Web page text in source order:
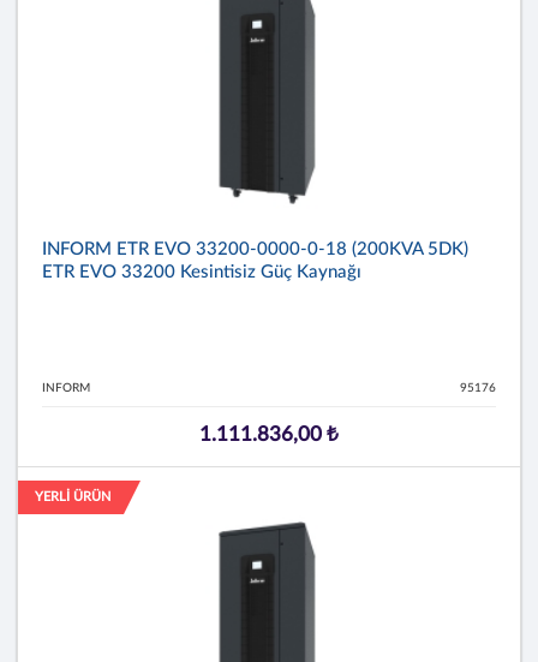
INFORM ETR EVO 33200-0000-0-18 (200KVA 5DK)
ETR EVO 33200 Kesintisiz Güç Kaynağı
INFORM 95176
1.111.836,00 ₺
YERLİ ÜRÜN